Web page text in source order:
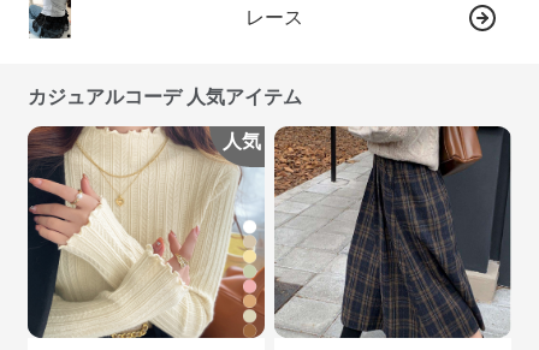
レース
カジュアルコーデ 人気アイテム
人気